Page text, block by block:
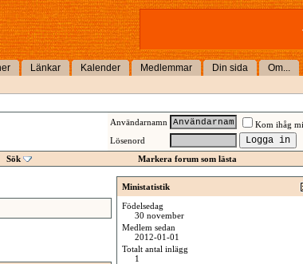
Länkar Kalender Medlemmar Din sida Om...
Användarnamn
Kom ihåg
Lösenord
Sök Markera forum som lästa
Ministatistik
Födelsedag
30 november
Medlem sedan
2012-01-01
Totalt antal inlägg
1